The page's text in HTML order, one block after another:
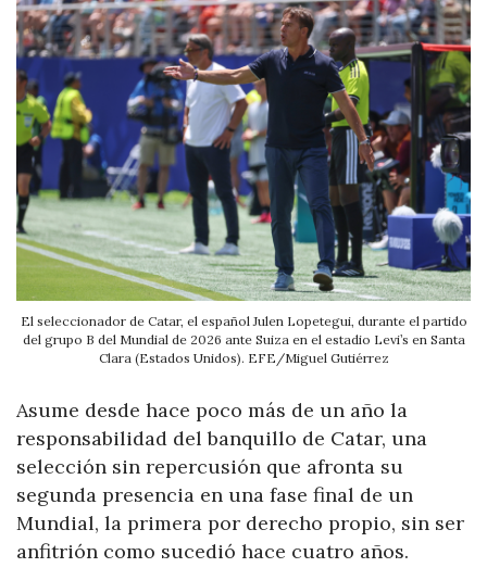
El seleccionador de Catar, el español Julen Lopetegui, durante el partido
del grupo B del Mundial de 2026 ante Suiza en el estadio Levi’s en Santa
Clara (Estados Unidos). EFE/Miguel Gutiérrez
Asume desde hace poco más de un año la
responsabilidad del banquillo de Catar, una
selección sin repercusión que afronta su
segunda presencia en una fase final de un
Mundial, la primera por derecho propio, sin ser
anfitrión como sucedió hace cuatro años.